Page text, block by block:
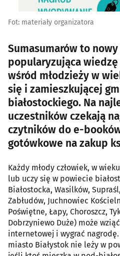
Fot: materiały organizatora
Sumasumarów to
popularyzująca
wśród młodzieży w
się i zamieszkującej
białostockiego. Na
uczestników czekają
czytników do e-
gotówkowe na zakup
Każdy młody człowiek, w
lub uczy się w powiecie
Białostocka, Wasilków,
Zabłudów, Juchnowiec
Poświętne, Łapy, Choroszcz,
Dobrzyniewo Duże) może
internetowej i wygrać
miasto Białystok nie leży w